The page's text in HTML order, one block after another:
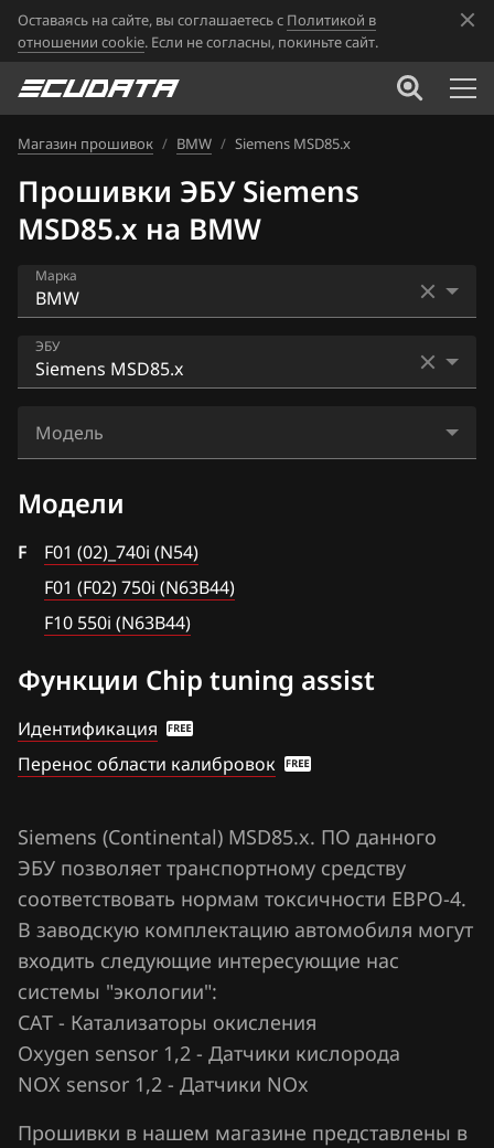
Оставаясь на сайте, вы соглашаетесь с Политикой в
отношении cookie. Если не согласны, покиньте сайт.
Магазин прошивок / BMW / Siemens MSD85.x
Прошивки ЭБУ Siemens
MSD85.x на BMW
Марка
Acura
Alfa Romeo
ATLAS
BAIC
BAW
Bentley
Brilliance
BYD
Cadillac
Changan
Chenglong
Chery
Chevrolet
Chrysler
Citroen
Dacia
Daewoo
ЭБУ
Bosch EDC17C41
Bosch EDC17C50
Bosch EDC17C56
Bosch EDC17C76
Bosch EDC17CP02
Bosch EDC17CP09
Bosch EDC17CP45
Bosch MD1CP002
Bosch MDG1 (MD1CS001)
Bosch MDG1 (MDG1G 35UP)
Bosch MDG1 (MDG1G LK)
Bosch ME(V)17.2.1
Bosch ME7.2.x
Bosch ME9.2
Модель
F01 (F02) 750i (N63B44)
F10 550i (N63B44)
Модели
F
F01 (02)_740i (N54)
F01 (F02) 750i (N63B44)
F10 550i (N63B44)
Функции Chip tuning assist
Идентификация
Перенос области калибровок
Siemens (Continental) MSD85.x. ПО данного
ЭБУ позволяет транспортному средству
соответствовать нормам токсичности ЕВРО-4.
В заводскую комплектацию автомобиля могут
входить следующие интересующие нас
системы "экологии":
CAT - Катализаторы окисления
Oxygen sensor 1,2 - Датчики кислорода
NOX sensor 1,2 - Датчики NOx
Прошивки в нашем магазине представлены в